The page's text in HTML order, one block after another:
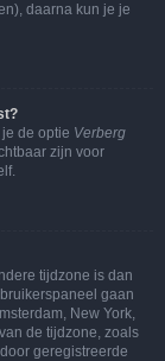
daarna kun je je
de optie Verberg
zijn voor
tijdzone is dan
gaan
New York,
de tijdzone, zoals
geregistreerde